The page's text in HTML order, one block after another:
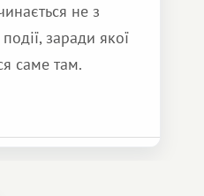
не з
заради якої
саме там.